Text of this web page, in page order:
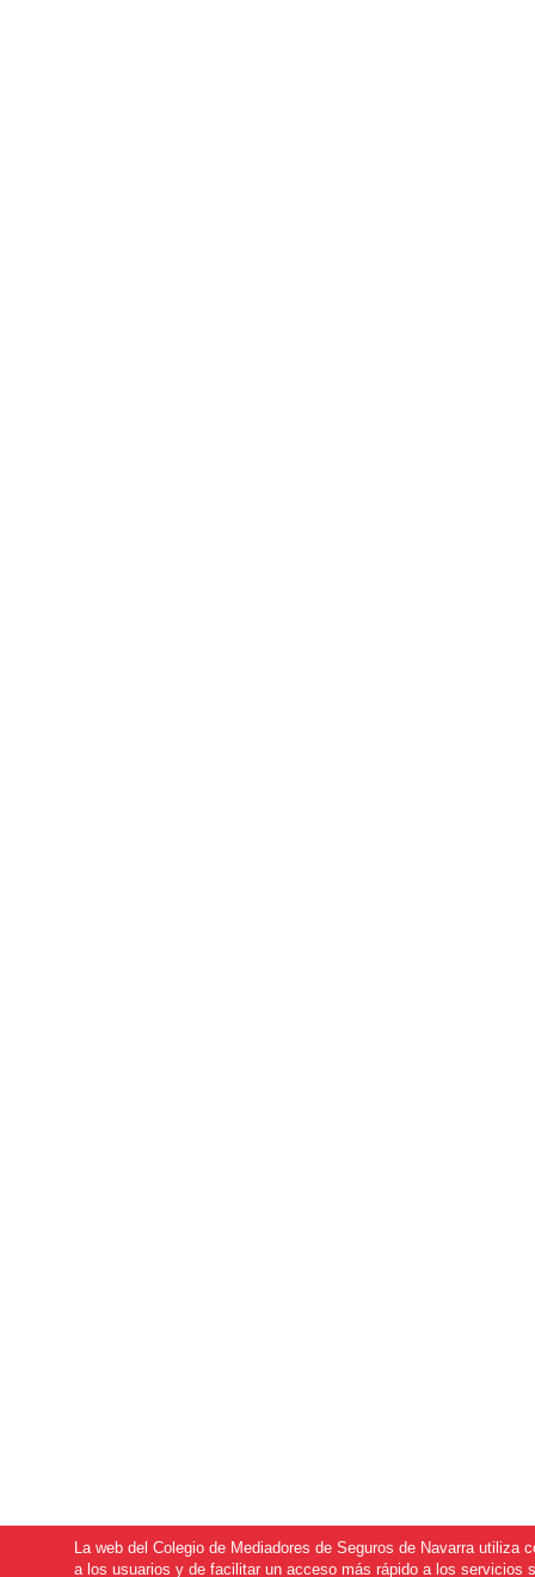
La web del Colegio de Mediadores de Seguros de Navarra
a los usuarios y de facilitar un acceso más rápido a los servicios